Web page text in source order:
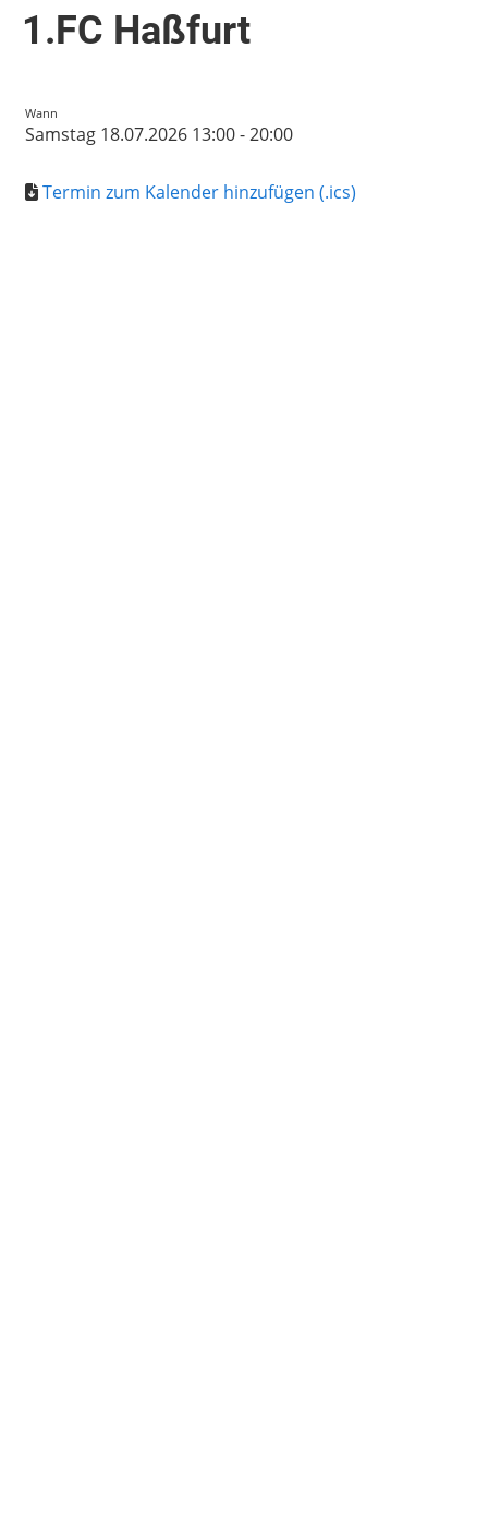
1.FC Haßfurt
Wann
Samstag 18.07.2026 13:00 - 20:00
Termin zum Kalender hinzufügen (.ics)